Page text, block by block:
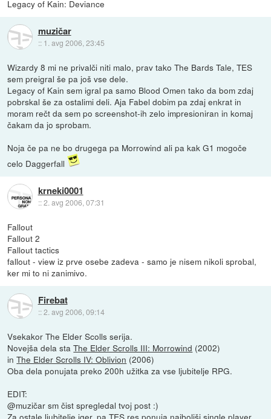
Legacy of Kain: Deviance
muzičar
:: 1. avg 2006, 23:45
Wizardy 8 mi ne privalči niti malo, prav tako The Bards Tale, TES
sem preigral še pa još vse dele.
Legacy of Kain sem igral pa samo Blood Omen tako da bom zdaj
pobrskal še za ostalimi deli. Aja Fabel dobim pa zdaj enkrat in
moram rečt da sem po screenshot-ih zelo impresioniran in komaj
čakam da jo sprobam.
Noja če pa ne bo drugega pa Morrowind ali pa kak G1 mogoče
celo Daggerfall
krneki0001
::2. avg 2006, 07:31
Fallout
Fallout 2
Fallout tactics
fallout - view iz prve osebe zadeva - samo je nisem nikoli sprobal,
ker mi to ni zanimivo.
Firebat
::2. avg 2006, 09:14
Vsekakor The Elder Scolls serija.
Novejša dela staThe Elder Scrolls III: Morrowind (2002)
inThe Elder Scrolls IV: Oblivion (2006)
Oba dela ponujata preko 200h užitka za vse ljubitelje RPG.
EDIT:
@muzičar sm čist spregledal tvoj post :)
Za ostale ljubitelje iger, pa TES res ponuja najboljši single player